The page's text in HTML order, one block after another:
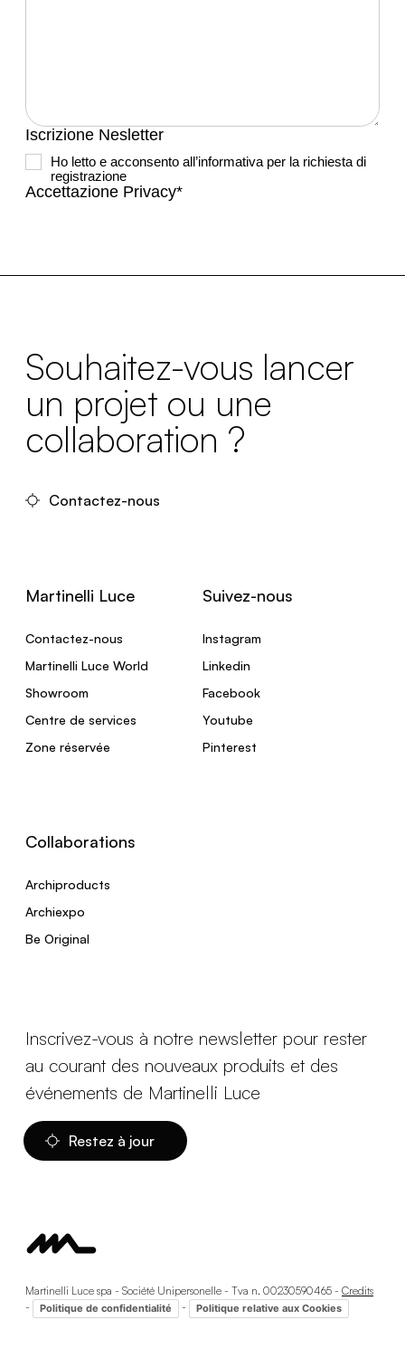
Souhaitez-vous lancer
un projet ou une
collaboration ?
Contactez-nous
Martinelli Luce
Contactez-nous
Martinelli Luce World
Showroom
Centre de services
Zone réservée
Suivez-nous
Instagram
Linkedin
Facebook
Youtube
Pinterest
Collaborations
Archiproducts
Archiexpo
Be Original
Inscrivez-vous à notre newsletter pour rester
au courant des nouveaux produits et des
événements de Martinelli Luce
Restez à jour
Martinelli Luce spa - Société Unipersonelle - Tva n. 00230590465 - Credits
-
Politique de confidentialité - Politique relative aux Cookies